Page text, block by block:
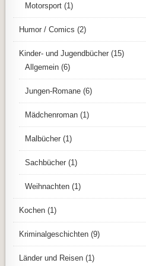
Motorsport (1)
Humor / Comics (2)
Kinder- und Jugendbücher (15)
Allgemein (6)
Jungen-Romane (6)
Mädchenroman (1)
Malbücher (1)
Sachbücher (1)
Weihnachten (1)
Kochen (1)
Kriminalgeschichten (9)
Länder und Reisen (1)